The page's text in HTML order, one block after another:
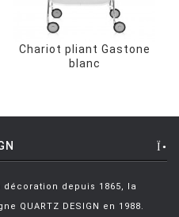
Chariot pliant Gastone
blanc
depuis 1865, la
QUARTZ DESIGN en 1988.